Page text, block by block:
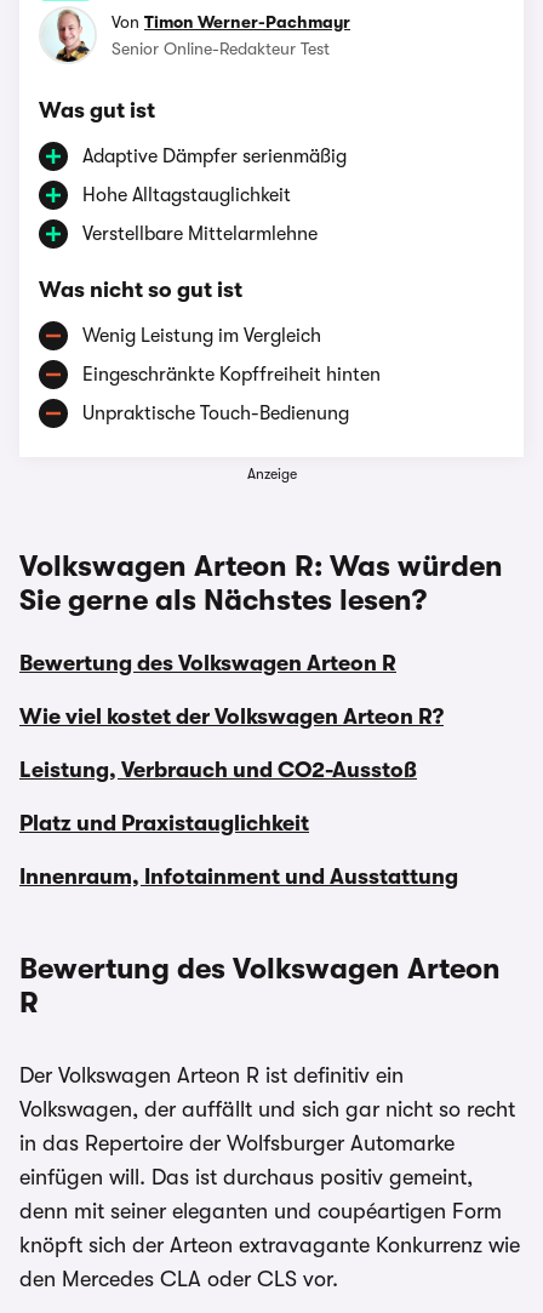
Von Timon Werner-Pachmayr
Senior Online-Redakteur Test
Was gut ist
Adaptive Dämpfer serienmäßig
Hohe Alltagstauglichkeit
Verstellbare Mittelarmlehne
Was nicht so gut ist
Wenig Leistung im Vergleich
Eingeschränkte Kopffreiheit hinten
Unpraktische Touch-Bedienung
Anzeige
Volkswagen Arteon R: Was würden
Sie gerne als Nächstes lesen?
Bewertung des Volkswagen Arteon R
Wie viel kostet der Volkswagen Arteon R?
Leistung, Verbrauch und CO2-Ausstoß
Platz und Praxistauglichkeit
Innenraum, Infotainment und Ausstattung
Bewertung des Volkswagen Arteon
R
Der Volkswagen Arteon R ist definitiv ein
Volkswagen, der auffällt und sich gar nicht so recht
in das Repertoire der Wolfsburger Automarke
einfügen will. Das ist durchaus positiv gemeint,
denn mit seiner eleganten und coupéartigen Form
knöpft sich der Arteon extravagante Konkurrenz wie
den Mercedes CLA oder CLS vor.